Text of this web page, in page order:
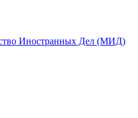
Иностранных Дел (МИД)